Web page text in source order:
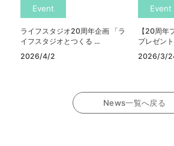
Event
ライフスタジオ20周年企画 「ラ
イフスタジオとつくる ...
2026/4/2
Event
【20周年
プレゼン
2026/3/
News一覧へ戻る